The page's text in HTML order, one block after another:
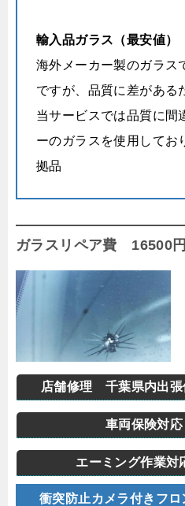
輸入品ガラス（最安値）
海外メーカー製のガラス
ですが、品質に差がある
当サービスでは品質に間
ーのガラスを使用してお
拠品
ガラスリペア費 16500円
店舗修理 千葉県内出
車両保険対
エーミング作業
衝突防止カメラ付きフ